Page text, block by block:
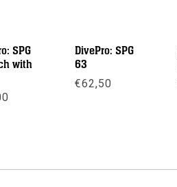
SPG
with
DivePro: SPG
63
€62,50